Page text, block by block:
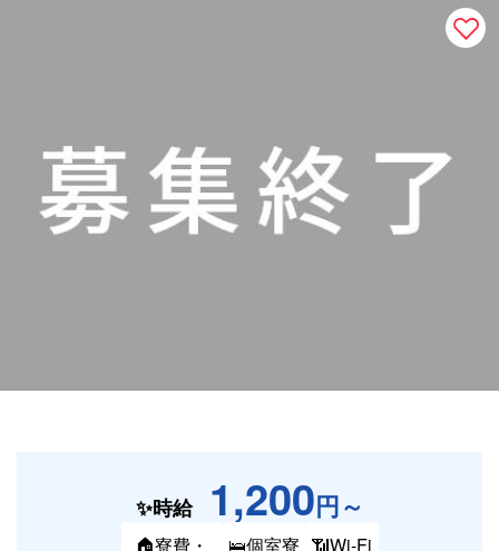
✨時給 1,200円～
🏠寮費・
🛌個室寮 📶Wi-Fi